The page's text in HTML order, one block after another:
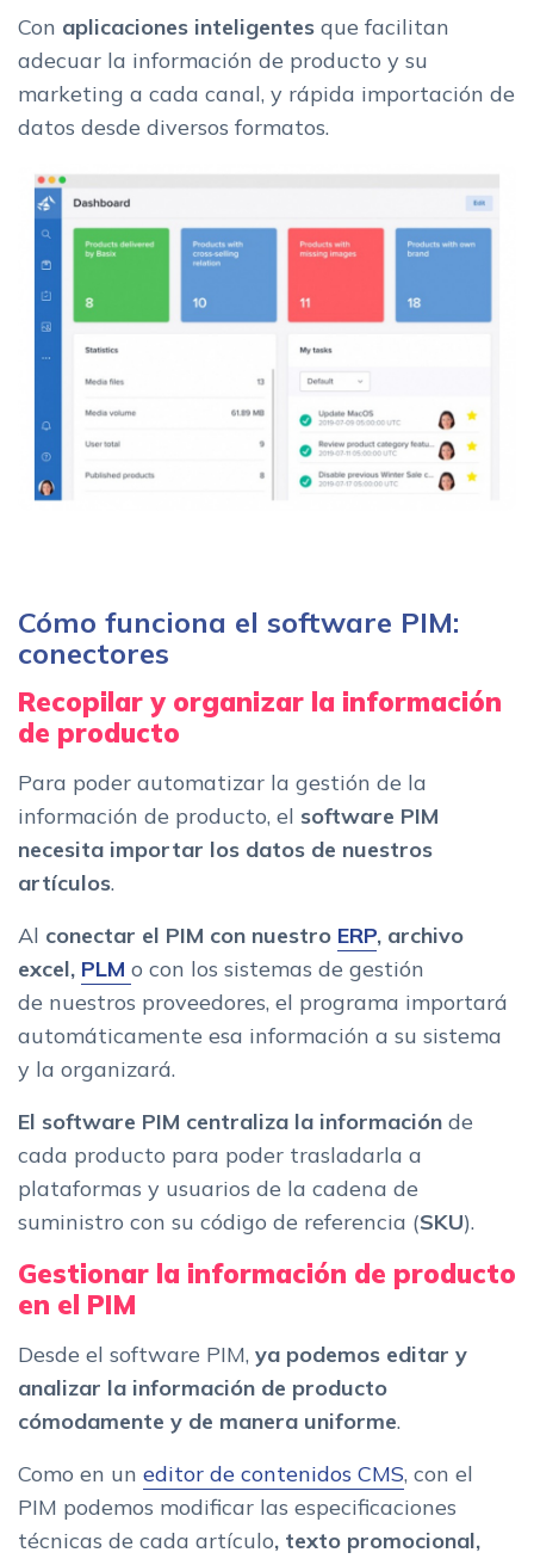
Con aplicaciones inteligentes que facilitan
adecuar la información de producto y su
marketing a cada canal, y rápida importación de
datos desde diversos formatos.
Cómo funciona el software PIM:
conectores
Recopilar y organizar la información
de producto
Para poder automatizar la gestión de la
información de producto, el software PIM
necesita importar los datos de nuestros
artículos.
Al conectar el PIM con nuestro ERP, archivo
excel, PLM o con los sistemas de gestión
de nuestros proveedores, el programa importará
automáticamente esa información a su sistema
y la organizará.
El software PIM centraliza la información de
cada producto para poder trasladarla a
plataformas y usuarios de la cadena de
suministro con su código de referencia (SKU).
Gestionar la información de producto
en el PIM
Desde el software PIM, ya podemos editar y
analizar la información de producto
cómodamente y de manera uniforme.
Como en un editor de contenidos CMS, con el
PIM podemos modificar las especificaciones
técnicas de cada artículo, texto promocional,